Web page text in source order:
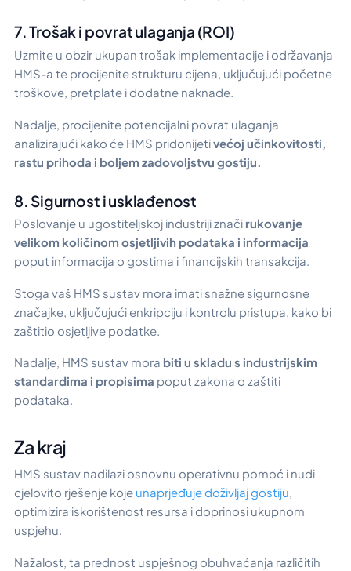
7. Trošak i povrat ulaganja (ROI)
Uzmite u obzir ukupan trošak implementacije i održavanja
HMS-a te procijenite strukturu cijena, uključujući početne
troškove, pretplate i dodatne naknade.
Nadalje, procijenite potencijalni povrat ulaganja
analizirajući kako će HMS pridonijetivećoj učinkovitosti,
rastu prihoda i boljem zadovoljstvu gostiju.
8. Sigurnost i usklađenost
Poslovanje u ugostiteljskoj industriji znači rukovanje
velikom količinom osjetljivih podataka i informacija
poput informacija o gostima i financijskih transakcija.
Stoga vaš HMS sustav mora imati snažne sigurnosne
značajke, uključujući enkripciju i kontrolu pristupa, kako bi
zaštitio osjetljive podatke.
Nadalje, HMS sustav mora biti u skladu s industrijskim
standardima i propisima poput zakona o zaštiti
podataka.
Za kraj
HMS sustav nadilazi osnovnu operativnu pomoć i nudi
cjelovito rješenje koje unaprjeđuje doživljaj gostiju,
optimizira iskorištenost resursa i doprinosi ukupnom
uspjehu.
Nažalost, ta prednost uspješnog obuhvaćanja različitih